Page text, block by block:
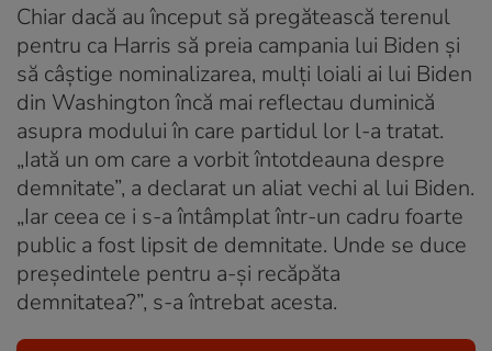
Chiar dacă au început să pregătească terenul
pentru ca Harris să preia campania lui Biden şi
să câştige nominalizarea, mulţi loiali ai lui Biden
din Washington încă mai reflectau duminică
asupra modului în care partidul lor l-a tratat.
„Iată un om care a vorbit întotdeauna despre
demnitate”, a declarat un aliat vechi al lui Biden.
„Iar ceea ce i s-a întâmplat într-un cadru foarte
public a fost lipsit de demnitate. Unde se duce
preşedintele pentru a-şi recăpăta
demnitatea?”, s-a întrebat acesta.